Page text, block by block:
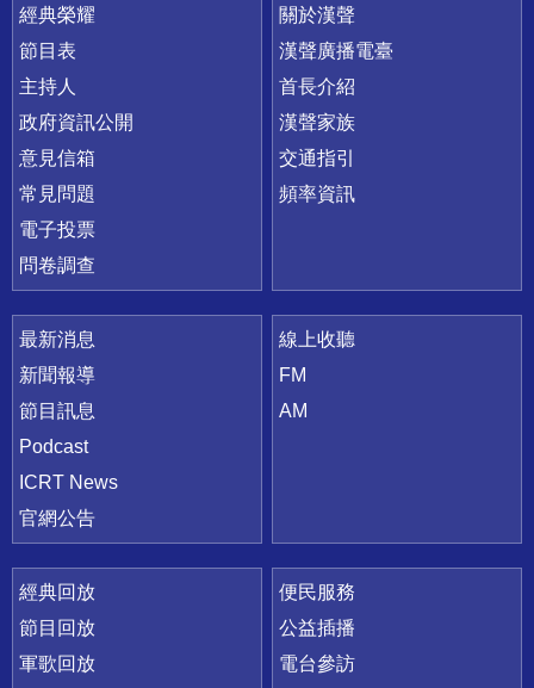
快速連結
經典榮耀
節目表
主持人
政府資訊公開
意見信箱
常見問題
電子投票
問卷調查
關於漢聲
漢聲廣播電臺
首長介紹
漢聲家族
交通指引
頻率資訊
最新消息
新聞報導
節目訊息
Podcast
ICRT News
官網公告
線上收聽
FM
AM
經典回放
節目回放
軍歌回放
便民服務
公益插播
電台參訪